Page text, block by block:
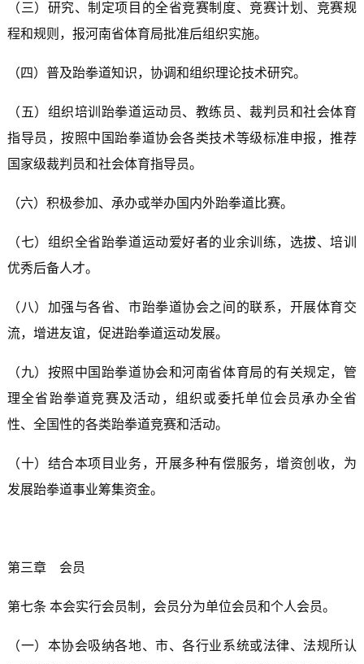
（三）研究、制定项目的全省竞赛制度、竞赛计划、竞赛规
程和规则，报河南省体育局批准后组织实施。
（四）普及跆拳道知识，协调和组织理论技术研究。
（五）组织培训跆拳道运动员、教练员、裁判员和社会体育
指导员，按照中国跆拳道协会各类技术等级标准申报，推荐
国家级裁判员和社会体育指导员。
（六）积极参加、承办或举办国内外跆拳道比赛。
（七）组织全省跆拳道运动爱好者的业余训练，选拔、培训
优秀后备人才。
（八）加强与各省、市跆拳道协会之间的联系，开展体育交
流，增进友谊，促进跆拳道运动发展。
（九）按照中国跆拳道协会和河南省体育局的有关规定，管
理全省跆拳道竞赛及活动，组织或委托单位会员承办全省
性、全国性的各类跆拳道竞赛和活动。
（十）结合本项目业务，开展多种有偿服务，增资创收，为
发展跆拳道事业筹集资金。
第三章 会员
第七条 本会实行会员制，会员分为单位会员和个人会员。
（一）本协会吸纳各地、市、各行业系统或法律、法规所认